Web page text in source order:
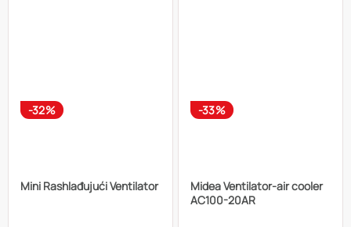
-32%
Mini Rashlađujući Ventilator
-33%
Midea Ventilator-air cooler
AC100-20AR